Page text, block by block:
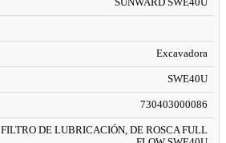
SUNWARD SWE40U
Excavadora
SWE40U
730403000086
FILTRO DE LUBRICACIÓN, DE ROSCA FULL